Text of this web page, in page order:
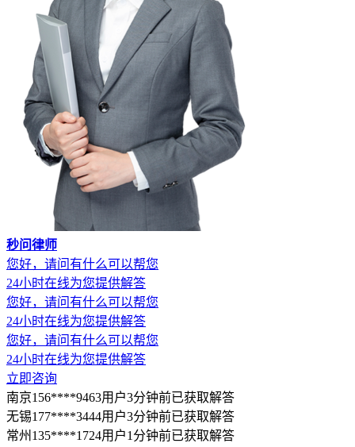
秒问律师
您好，请问有什么可以帮您
24小时在线为您提供解答
您好，请问有什么可以帮您
24小时在线为您提供解答
您好，请问有什么可以帮您
24小时在线为您提供解答
立即咨询
南京156****9463用户3分钟前已获取解答
无锡177****3444用户3分钟前已获取解答
常州135****1724用户1分钟前已获取解答